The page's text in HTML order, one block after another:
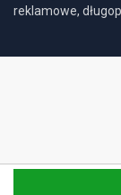
reklamowe,